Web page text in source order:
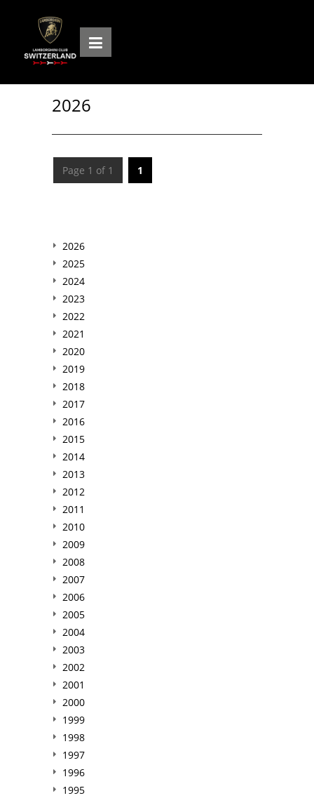
2026
Page 1 of 1 1
2026
2025
2024
2023
2022
2021
2020
2019
2018
2017
2016
2015
2014
2013
2012
2011
2010
2009
2008
2007
2006
2005
2004
2003
2002
2001
2000
1999
1998
1997
1996
1995